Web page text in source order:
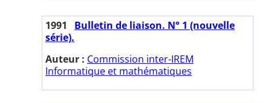
1991
Bulletin de liaison. N° 1 (nouvelle
série).
Auteur : Commission inter-IREM
Informatique et mathématiques